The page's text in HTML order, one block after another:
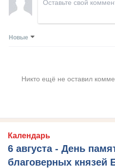
Новые
Никто ещё не оставил
Календарь
6 августа - День
благоверных князей